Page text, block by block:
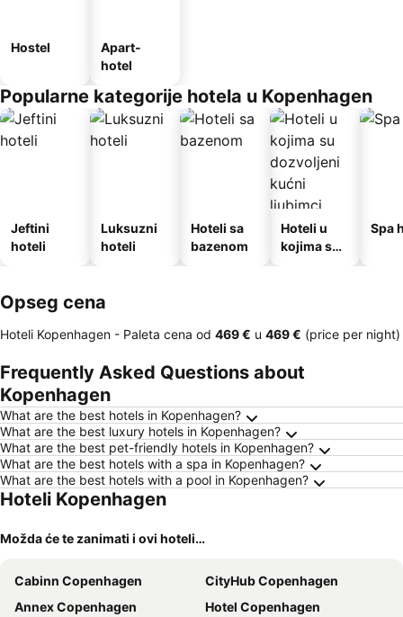
Hostel
Apart-
hotel
Popularne kategorije hotela u Kopenhagen
Jeftini
hoteli
Luksuzni
hoteli
Hoteli sa
bazenom
Hoteli u
kojima su
Spa
Opseg cena
Hoteli Kopenhagen - Paleta cena od ‎469 € u ‎469 € (price per night)
Frequently Asked Questions about
Kopenhagen
What are the best hotels in Kopenhagen?
What are the best luxury hotels in Kopenhagen?
What are the best pet-friendly hotels in Kopenhagen?
What are the best hotels with a spa in Kopenhagen?
What are the best hotels with a pool in Kopenhagen?
Hoteli Kopenhagen
Možda će te zanimati i ovi hoteli…
Cabinn Copenhagen
CityHub Copenhagen
Annex Copenhagen
Hotel Copenhagen